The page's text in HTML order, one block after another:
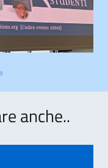
anche..